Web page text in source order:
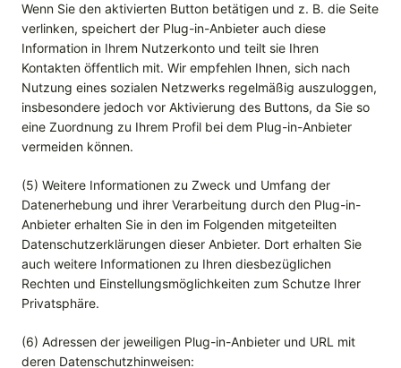
Wenn Sie den aktivierten Button betätigen und z. B. die Seite
verlinken, speichert der Plug-in-Anbieter auch diese
Information in Ihrem Nutzerkonto und teilt sie Ihren
Kontakten öffentlich mit. Wir empfehlen Ihnen, sich nach
Nutzung eines sozialen Netzwerks regelmäßig auszuloggen,
insbesondere jedoch vor Aktivierung des Buttons, da Sie so
eine Zuordnung zu Ihrem Profil bei dem Plug-in-Anbieter
vermeiden können.
(5) Weitere Informationen zu Zweck und Umfang der
Datenerhebung und ihrer Verarbeitung durch den Plug-in-
Anbieter erhalten Sie in den im Folgenden mitgeteilten
Datenschutzerklärungen dieser Anbieter. Dort erhalten Sie
auch weitere Informationen zu Ihren diesbezüglichen
Rechten und Einstellungsmöglichkeiten zum Schutze Ihrer
Privatsphäre.
(6) Adressen der jeweiligen Plug-in-Anbieter und URL mit
deren Datenschutzhinweisen: